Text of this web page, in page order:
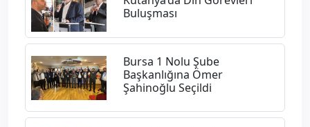
Buluşması
Bursa 1 Nolu Şube
Başkanlığına Ömer
Şahinoğlu Seçildi